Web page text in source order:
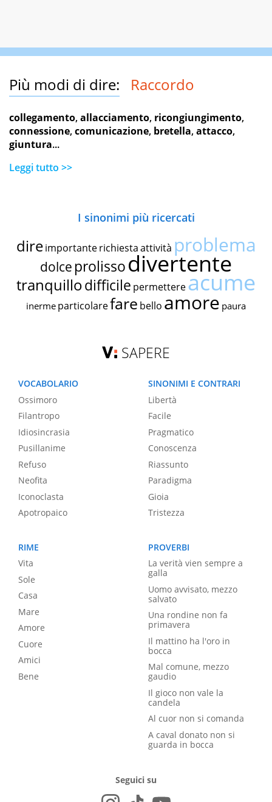
Più modi di dire: Raccordo
collegamento,allacciamento, ricongiungimento,
connessione,comunicazione, bretella,attacco,
giuntura...
Leggi tutto >>
I sinonimi più ricercati
dire importante richiestaattività problema
dolce prolissodivertente
tranquillodifficile permettereacume
inerme particolarefare bello amore paura
SAPERE
VOCABOLARIO
Ossimoro
Filantropo
Idiosincrasia
Pusillanime
Refuso
Neofita
Iconoclasta
Apotropaico
SINONIMI E CONTRARI
Libertà
Facile
Pragmatico
Conoscenza
Riassunto
Paradigma
Gioia
Tristezza
RIME
Vita
Sole
Casa
Mare
Amore
Cuore
Amici
Bene
PROVERBI
La verità vien sempre a
galla
Uomo avvisato, mezzo
salvato
Una rondine non fa
primavera
Il mattino ha l'oro in
bocca
Mal comune, mezzo
gaudio
Il gioco non vale la
candela
Al cuor non si comanda
A caval donato non si
guarda in bocca
Seguici su